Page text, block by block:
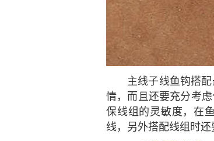
主线子线鱼钩搭
情，而且还要充分考
保线组的灵敏度，在
线，另外搭配线组时还